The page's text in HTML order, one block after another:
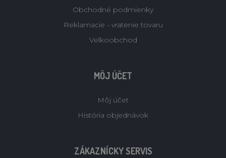
Obchodné podmienky
Reklamacie - vratenie tovaru
Velkoobchod
MÔJ ÚČET
Môj účet
História objednávok
ZÁKAZNÍCKY SERVIS